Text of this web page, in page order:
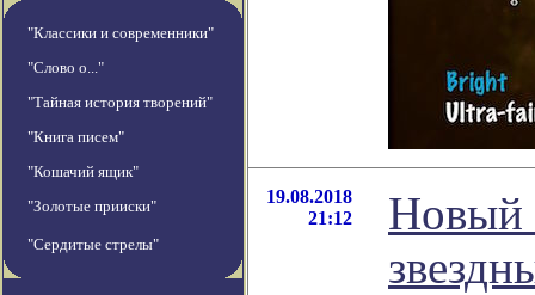
"Классики и современники"
"Слово о..."
"Тайная история творений"
"Книга писем"
"Кошачий ящик"
"Золотые прииски"
"Сердитые стрелы"
19.08.2018
21:12
Новый